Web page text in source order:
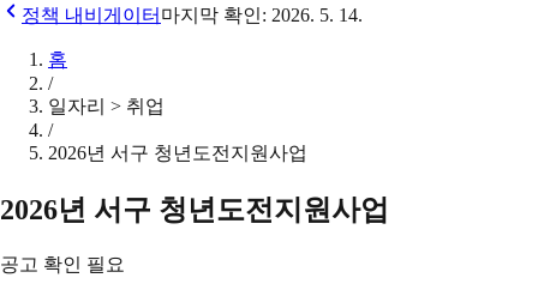
정책 내비게이터 마지막 확인: 2026. 5. 14.
홈
/
일자리 > 취업
/
2026년 서구 청년도전지원사업
2026년 서구 청년도전지원사업
공고 확인 필요